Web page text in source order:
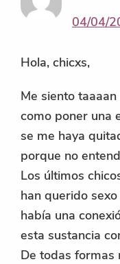
04/04/
Hola, chicxs,
Me siento
como poner una
se me haya
porque no
Los últimos
han querido
había una
esta sustancia
De todas